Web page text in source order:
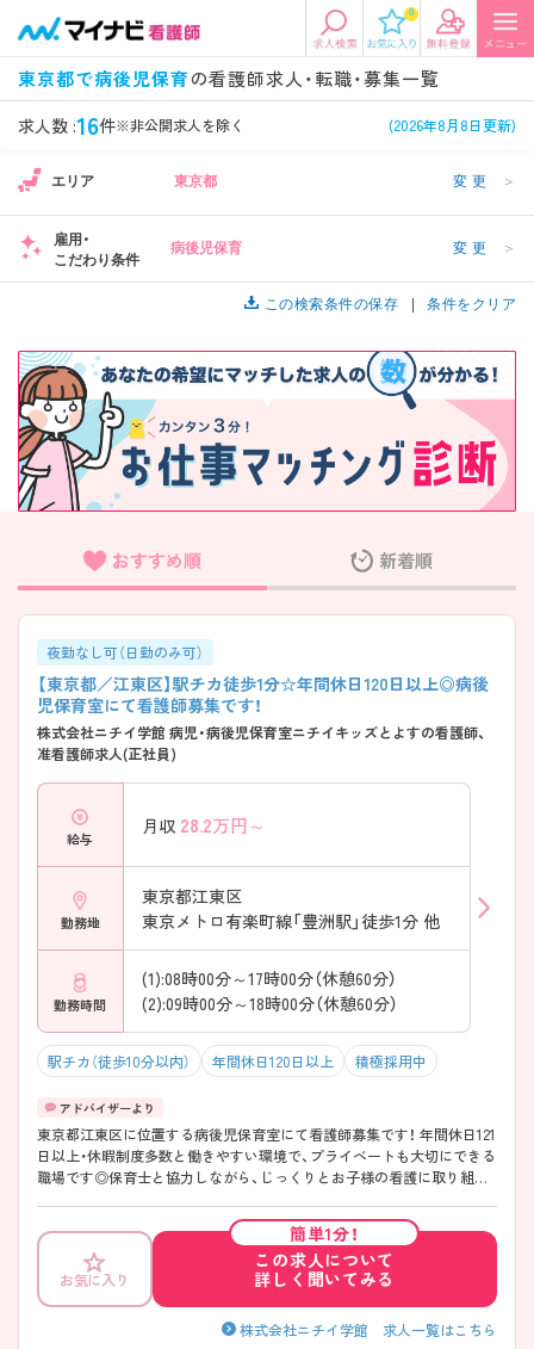
0
東京都で病後児保育の看護師求人・転職・募集一覧
求人数 :16件※非公開求人を除く (2026年8月8日更新)
エリアから探す
エリアから探す 駅・路線から探す
関東
東海 関西
北海道・東北 中国・四国
九州・沖縄
希望の求人条件を選択
条件項目の選択に戻る
看護師、准看護師など 常勤、夜勤なし可など
施設形態 担当業務
病棟、外来など
診察科目
美容外科、
循環器内科など
こだわり条件
未経験歓迎、
年収
年収500万円以上など
雇用形態
正社員、契約社員など
フリーワード検索
エリア 東京都 変更 ＞
雇用・
こだわり条件
病後児保育 変更 ＞
この検索条件の保存 条件をクリア
おすすめ順 新着順
夜勤なし可（日勤のみ可）
【東京都／江東区】駅チカ徒歩1分☆年間休日120日以上◎病後
児保育室にて看護師募集です！
株式会社ニチイ学館 病児・病後児保育室ニチイキッズとよすの看護師、
准看護師求人(正社員)
給与
月収 28.2万円～
勤務地
東京都江東区
東京メトロ有楽町線「豊洲駅」徒歩1分 他
勤務時間
(1):08時00分～17時00分（休憩60分）
(2):09時00分～18時00分（休憩60分）
駅チカ（徒歩10分以内） 年間休日120日以上 積極採用中
東京都江東区に位置する病後児保育室にて看護師募集です！ 年間休日121
日以上・休暇制度多数と働きやすい環境で、プライベートも大切にできる
職場です◎保育士と協力しながら、じっくりとお子様の看護に取り組め
しますのでお気軽にご相談ください！
お気に入り
簡単1分！
この求人について
詳しく聞いてみる
株式会社ニチイ学館 求人一覧はこちら